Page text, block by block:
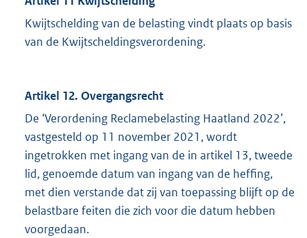
Kwijtschelding van de belasting vindt plaats op basis
van de Kwijtscheldingsverordening.
Artikel 12. Overgangsrecht
De ‘Verordening Reclamebelasting Haatland 2022’,
vastgesteld op 11 november 2021, wordt
ingetrokken met ingang van de in artikel 13, tweede
lid, genoemde datum van ingang van de heffing,
met dien verstande dat zij van toepassing blijft op de
belastbare feiten die zich voor die datum hebben
voorgedaan.